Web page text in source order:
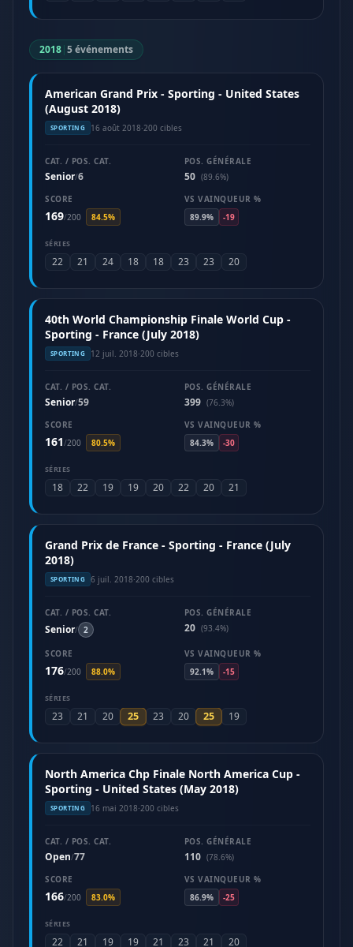
2018|5 événements
American Grand Prix - Sporting - United States
(August 2018)
SPORTING 16 août 2018·200 cibles
CAT. / POS. CAT.
Senior/6
POS. GÉNÉRALE
50 (89.6%)
SCORE
169/200 84.5%
VS VAINQUEUR %
89.9%
-19
SÉRIES
22 21 24 18 18 23 23 20
40th World Championship Finale World Cup -
Sporting - France (July 2018)
SPORTING 12 juil. 2018·200 cibles
CAT. / POS. CAT.
Senior/59
POS. GÉNÉRALE
399 (76.3%)
SCORE
161/200 80.5%
VS VAINQUEUR %
84.3%
-30
SÉRIES
18 22 19 19 20 22 20 21
Grand Prix de France - Sporting - France (July
2018)
SPORTING 6 juil. 2018·200 cibles
CAT. / POS. CAT.
Senior/ 2
POS. GÉNÉRALE
20 (93.4%)
SCORE
176/200 88.0%
VS VAINQUEUR %
92.1%
-15
SÉRIES
23 21 20 25 23 20 25 19
North America Chp Finale North America Cup -
Sporting - United States (May 2018)
SPORTING 16 mai 2018·200 cibles
CAT. / POS. CAT.
Open/77
POS. GÉNÉRALE
110 (78.6%)
SCORE
166/200 83.0%
VS VAINQUEUR %
86.9%
-25
SÉRIES
22 21 19 19 21 23 21 20